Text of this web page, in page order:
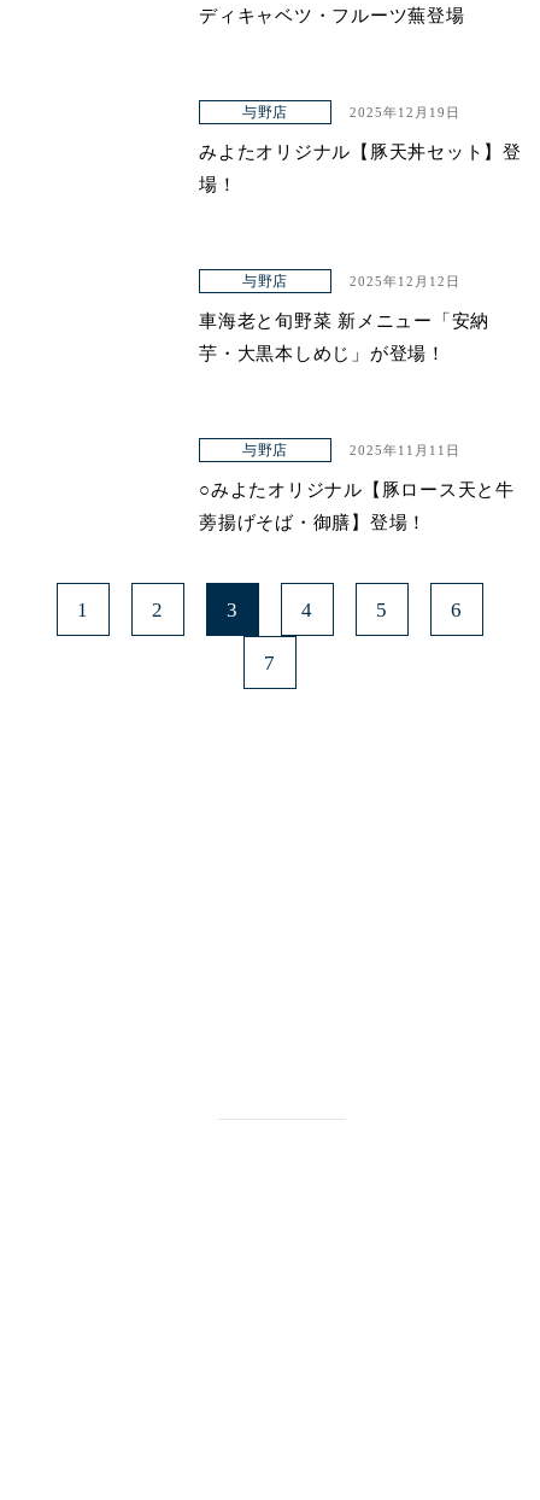
ディキャベツ・フルーツ蕪登場
与野店 2025年12月19日
みよたオリジナル【豚天丼セット】登
場！
与野店 2025年12月12日
車海老と旬野菜 新メニュー「安納
芋・大黒本しめじ」が登場！
与野店 2025年11月11日
○みよたオリジナル【豚ロース天と牛
蒡揚げそば・御膳】登場！
1 2 3 4 5 6
7